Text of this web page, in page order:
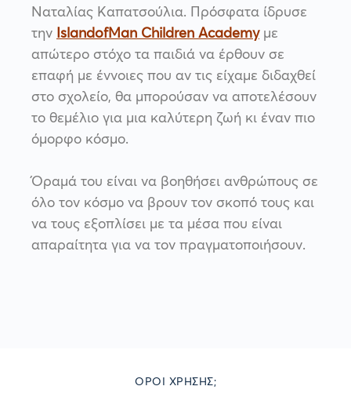
Ναταλίας Καπατσούλια. Πρόσφατα ίδρυσε
την IslandofMan Children Academyμε
απώτερο στόχο τα παιδιά να έρθουν σε
επαφή με έννοιες που αν τις είχαμε διδαχθεί
στο σχολείο, θα μπορούσαν να αποτελέσουν
το θεμέλιο για μια καλύτερη ζωή κι έναν πιο
όμορφο κόσμο.
Όραμά του είναι να βοηθήσει ανθρώπους σε
όλο τον κόσμο να βρουν τον σκοπό τους και
να τους εξοπλίσει με τα μέσα που είναι
απαραίτητα για να τον πραγματοποιήσουν.
ΌΡΟΙ ΧΡΉΣΗΣ;